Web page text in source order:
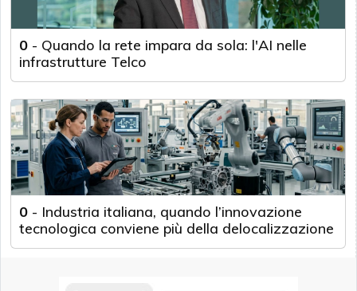
0 - Quando la rete impara da sola: l'AI nelle
infrastrutture Telco
0 - Industria italiana, quando l’innovazione
tecnologica conviene più della delocalizzazione